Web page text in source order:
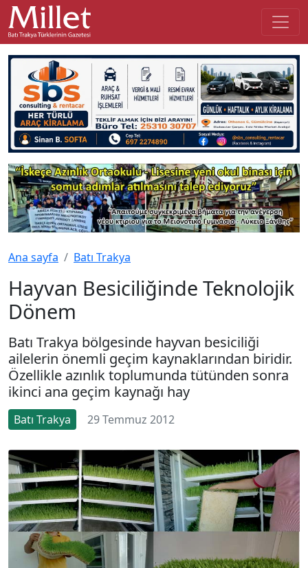
Ana sayfa Batı Trakya
Hayvan Besiciliğinde Teknolojik
Dönem
Batı Trakya bölgesinde hayvan besiciliği
ailelerin önemli geçim kaynaklarından biridir.
Özellikle azınlık toplumunda tütünden sonra
ikinci ana geçim kaynağı hay
Batı Trakya 29 Temmuz 2012